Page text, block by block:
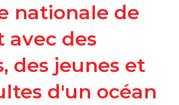
nationale de
avec des
des jeunes et
d'un océan